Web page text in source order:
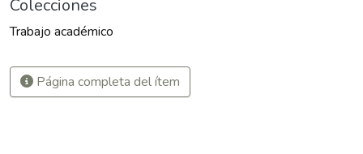
Colecciones
Trabajo académico
Página completa del ítem